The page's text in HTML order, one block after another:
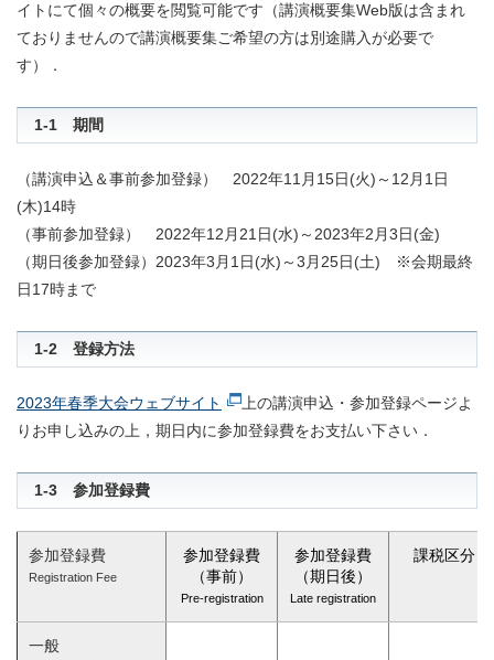
イトにて個々の概要を閲覧可能です（講演概要集Web版は含まれ
ておりませんので講演概要集ご希望の方は別途購入が必要で
す）．
1-1 期間
（講演申込＆事前参加登録） 2022年11月15日(火)～12月1日
(木)14時
（事前参加登録） 2022年12月21日(水)～2023年2月3日(金)
（期日後参加登録）2023年3月1日(水)～3月25日(土) ※会期最終
日17時まで
1-2 登録方法
2023年春季大会ウェブサイト
上の講演申込・参加登録ページよ
りお申し込みの上，期日内に参加登録費をお支払い下さい．
1-3 参加登録費
参加登録費
Registration Fee
参加登録費
（事前）
Pre-registration
参加登録費
（期日後）
Late registration
課税区分
一般